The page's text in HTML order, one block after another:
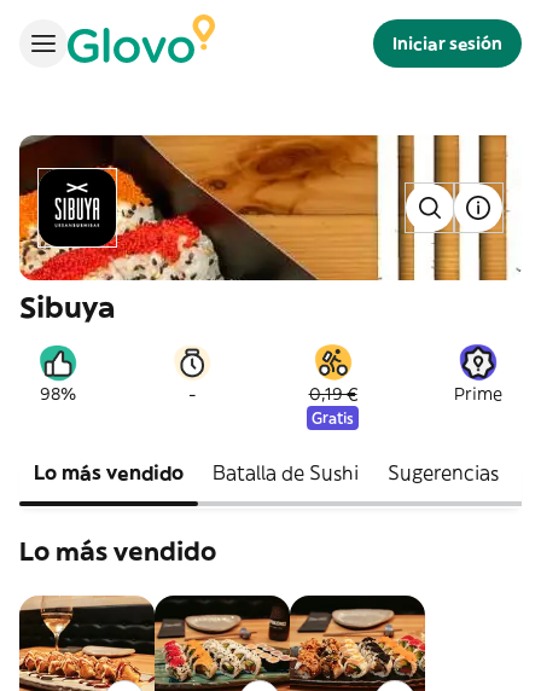
Iniciar sesión
Sibuya
98% - 0,19 €
Gratis
Prime
Lo más vendido Batalla de Sushi Sugerencias
Lo más vendido